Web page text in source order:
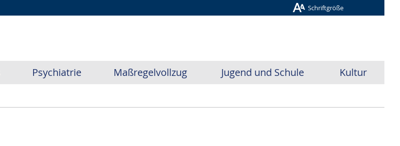
Schriftgröße
Psychiatrie Maßregelvollzug Jugend und Schule Kultur